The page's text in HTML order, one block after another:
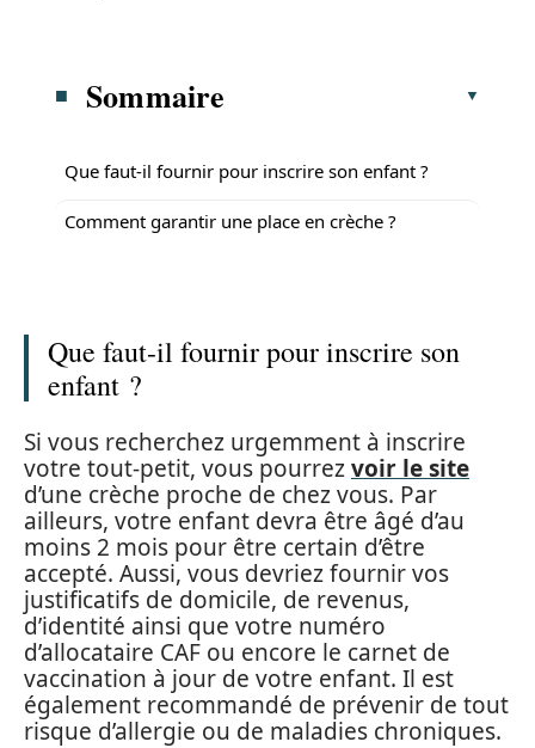
Sommaire
Que faut-il fournir pour inscrire son enfant ?
Comment garantir une place en crèche ?
Que faut-il fournir pour inscrire son
enfant ?
Si vous recherchez urgemment à inscrire
votre tout-petit, vous pourrezvoir le site
d’une crèche proche de chez vous. Par
ailleurs, votre enfant devra être âgé d’au
moins 2 mois pour être certain d’être
accepté. Aussi, vous devriez fournir vos
justificatifs de domicile, de revenus,
d’identité ainsi que votre numéro
d’allocataire CAF ou encore le carnet de
vaccination à jour de votre enfant. Il est
également recommandé de prévenir de tout
risque d’allergie ou de maladies chroniques.